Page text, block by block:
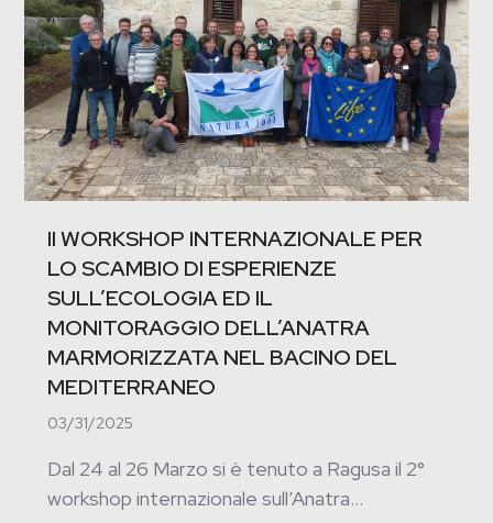
II WORKSHOP INTERNAZIONALE PER
LO SCAMBIO DI ESPERIENZE
SULL’ECOLOGIA ED IL
MONITORAGGIO DELL’ANATRA
MARMORIZZATA NEL BACINO DEL
MEDITERRANEO
03/31/2025
Dal 24 al 26 Marzo si è tenuto a Ragusa il 2°
workshop internazionale sull’Anatra…